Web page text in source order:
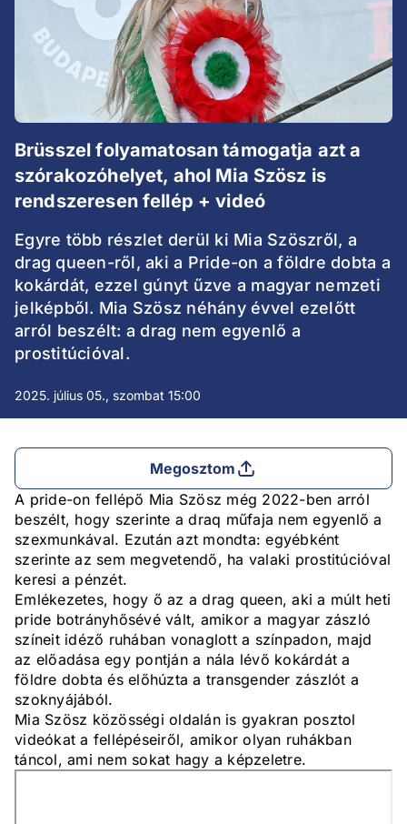
Brüsszel folyamatosan támogatja azt a
szórakozóhelyet, ahol Mia Szösz is
rendszeresen fellép + videó
Egyre több részlet derül ki Mia Szöszről, a
drag queen-ről, aki a Pride-on a földre dobta a
kokárdát, ezzel gúnyt űzve a magyar nemzeti
jelképből. Mia Szösz néhány évvel ezelőtt
arról beszélt: a drag nem egyenlő a
prostitúcióval.
2025. július 05., szombat 15:00
Megosztom
A pride-on fellépő Mia Szösz még 2022-ben arról
beszélt, hogy szerinte a draq műfaja nem egyenlő a
szexmunkával. Ezután azt mondta: egyébként
szerinte az sem megvetendő, ha valaki prostitúcióval
keresi a pénzét.
Emlékezetes, hogy ő az a drag queen, aki a múlt heti
pride botrányhősévé vált, amikor a magyar zászló
színeit idéző ruhában vonaglott a színpadon, majd
az előadása egy pontján a nála lévő kokárdát a
földre dobta és előhúzta a transgender zászlót a
szoknyájából.
Mia Szösz közösségi oldalán is gyakran posztol
videókat a fellépéseiről, amikor olyan ruhákban
táncol, ami nem sokat hagy a képzeletre.